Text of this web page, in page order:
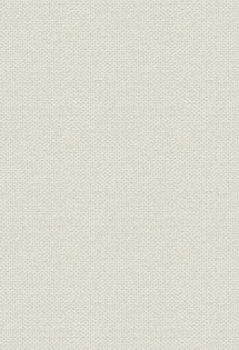
の確立
整備
進取」(昭和30年~昭和40年)